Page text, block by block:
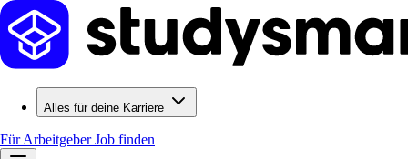
Alles für deine Karriere
Für ArbeitgeberJob finden